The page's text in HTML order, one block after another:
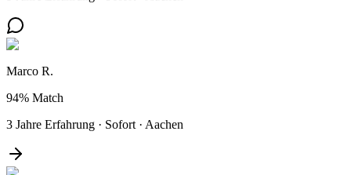
Marco R.
94% Match
3 Jahre Erfahrung · Sofort · Aachen